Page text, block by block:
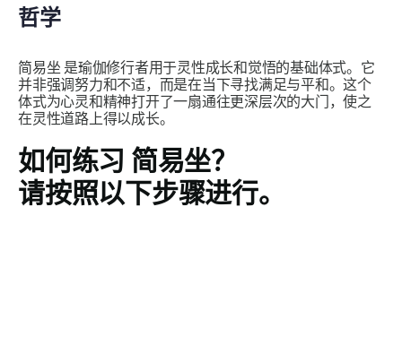
哲学
简易坐 是瑜伽修行者用于灵性成长和觉悟的基础体式。它
并非强调努力和不适，而是在当下寻找满足与平和。这个
体式为心灵和精神打开了一扇通往更深层次的大门，使之
在灵性道路上得以成长。
如何练习 简易坐？
请按照以下步骤进行。